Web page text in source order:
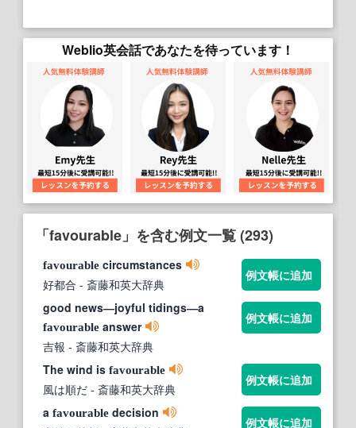
Weblio英会話であなたを待っています！
「favourable」を含む例文一覧 (293)
favourable circumstances
好都合 - 斎藤和英大辞典
例文帳に追加
good news―joyful tidings―a
favourable answer
吉報 - 斎藤和英大辞典
例文帳に追加
The wind is favourable
風は順だ - 斎藤和英大辞典
例文帳に追加
a favourable decision
例文帳に追加